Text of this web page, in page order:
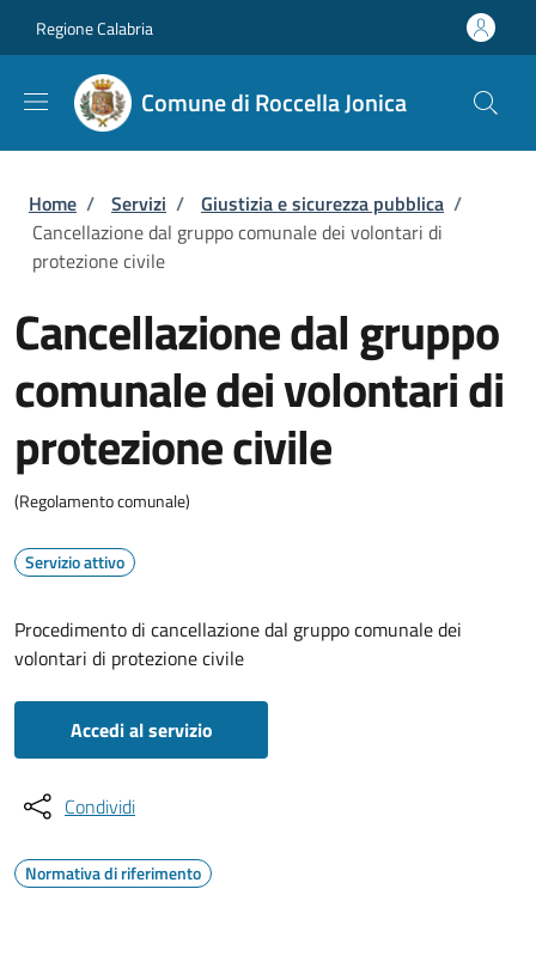
Regione Calabria
Comune di Roccella Jonica
Briciole di pane
Home / Servizi / Giustizia e sicurezza pubblica /
Cancellazione dal gruppo comunale dei volontari di
protezione civile
Cancellazione dal gruppo
comunale dei volontari di
protezione civile
(Regolamento comunale)
Servizio attivo
Procedimento di cancellazione dal gruppo comunale dei
volontari di protezione civile
Accedi al servizio
Condividi
Normativa di riferimento